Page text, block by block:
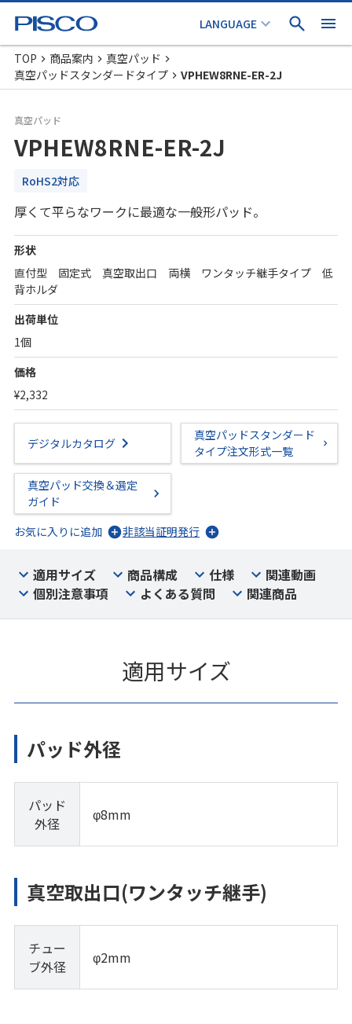
TOP 商品案内
真空パッド
真空パッドスタンダードタイプ
VPHEW8RNE-ER-2J
真空パッド
VPHEW8RNE-ER-2J
RoHS2対応
厚くて平らなワークに最適な一般形パッド。
形状
直付型 固定式 真空取出口 両横 ワンタッチ継手タイプ 低
背ホルダ
出荷単位
1個
価格
¥2,332
デジタルカタログ
真空パッドスタンダード
タイプ注文形式一覧
真空パッド交換＆選定
ガイド
お気に入りに追加
非該当証明発行
適用サイズ 商品構成 仕様
関連動画
個別注意事項
よくある質問 関連商品
適用サイズ
パッド外径
パッド
外径
φ8mm
真空取出口(ワンタッチ継手)
チュー
ブ外径
φ2mm